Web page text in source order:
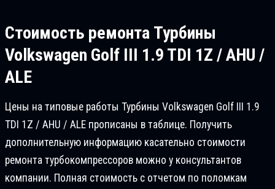
Стоимость ремонта Турбины
Volkswagen Golf III 1.9 TDI 1Z / AHU /
ALE
Цены на типовые работы Турбины Volkswagen Golf III 1.9
TDI 1Z / AHU / ALE прописаны в таблице. Получить
дополнительную информацию касательно стоимости
ремонта турбокомпрессоров можно у консультантов
компании. Полная стоимость с отчетом по поломкам